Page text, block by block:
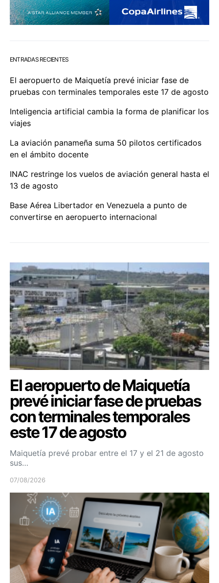
ENTRADAS RECIENTES
El aeropuerto de Maiquetía prevé iniciar fase de
pruebas con terminales temporales este 17 de agosto
Inteligencia artificial cambia la forma de planificar los
viajes
La aviación panameña suma 50 pilotos certificados
en el ámbito docente
INAC restringe los vuelos de aviación general hasta el
13 de agosto
Base Aérea Libertador en Venezuela a punto de
convertirse en aeropuerto internacional
El aeropuerto de Maiquetía
prevé iniciar fase de pruebas
con terminales temporales
este 17 de agosto
Maiquetía prevé probar entre el 17 y el 21 de agosto
sus…
07/08/2026